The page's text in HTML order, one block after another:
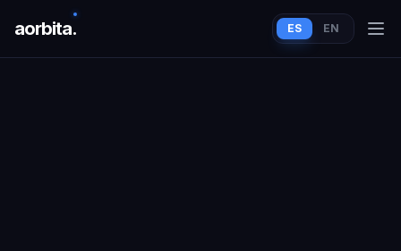
aorbita. ES EN